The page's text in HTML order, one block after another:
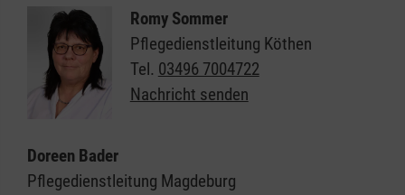
Romy Sommer
Pflegedienstleitung Köthen
Tel. 03496 7004722
Nachricht senden
Doreen Bader
Pflegedienstleitung Magdeburg